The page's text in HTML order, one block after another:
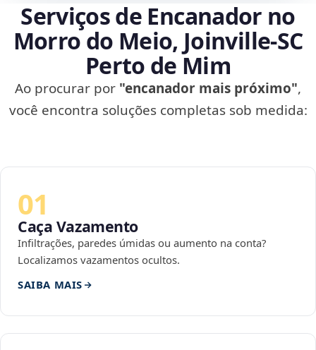
Serviços de Encanador no
Morro do Meio, Joinville‑SC
Perto de Mim
Ao procurar por "encanador mais próximo",
você encontra soluções completas sob medida:
01
Caça Vazamento
Infiltrações, paredes úmidas ou aumento na conta?
Localizamos vazamentos ocultos.
SAIBA MAIS